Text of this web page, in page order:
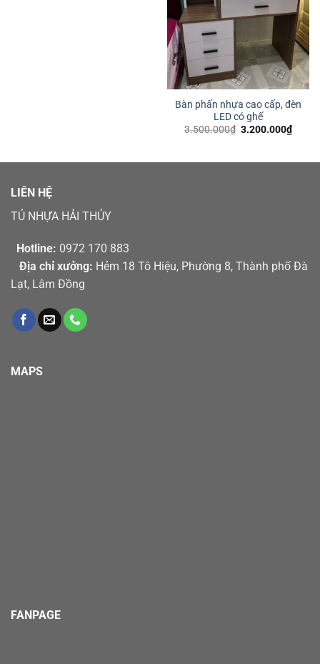
3.200.000₫.
Bàn phấn nhựa cao cấp, đèn
LED có ghế
3.500.000₫ Giá
3.200.000₫Giá
hiện
LIÊN HỆ
TỦ NHỰA HẢI THỦY
Hotline: 0972 170 883
Địa chỉ xưởng: Hẻm 18 Tô Hiệu, Phường 8, Thành phố Đà
Lạt, Lâm Đồng
MAPS
FANPAGE